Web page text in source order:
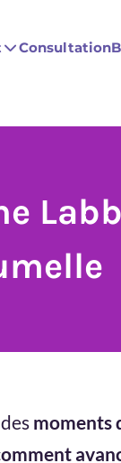
Consultation
moments